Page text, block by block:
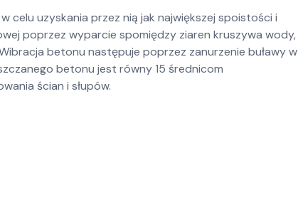
celu uzyskania przez nią jak największej spoistości i
poprzez wyparcie spomiędzy ziaren kruszywa wody,
betonu następuje poprzez zanurzenie buławy w
betonu jest równy 15 średnicom
ścian i słupów.